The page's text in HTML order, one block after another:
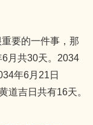
狗
要的一件事，那
月共30天。2034
年6月21日
道吉日共有16天。